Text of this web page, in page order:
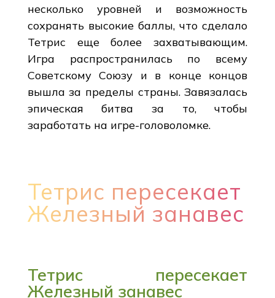
несколько уровней и возможность
сохранять высокие баллы, что сделало
Тетрис еще более захватывающим.
Игра распространилась по всему
Советскому Союзу и в конце концов
вышла за пределы страны. Завязалась
эпическая битва за то, чтобы
заработать на игре-головоломке.
Тетрис пересекает
Железный занавес
Тетрис пересекает
Железный занавес